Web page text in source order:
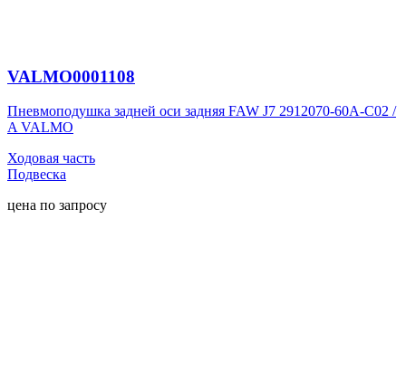
VALMO0001108
Пневмоподушка задней оси задняя FAW J7 2912070-60A-C02 /
A VALMO
Ходовая часть
Подвеска
цена по запросу